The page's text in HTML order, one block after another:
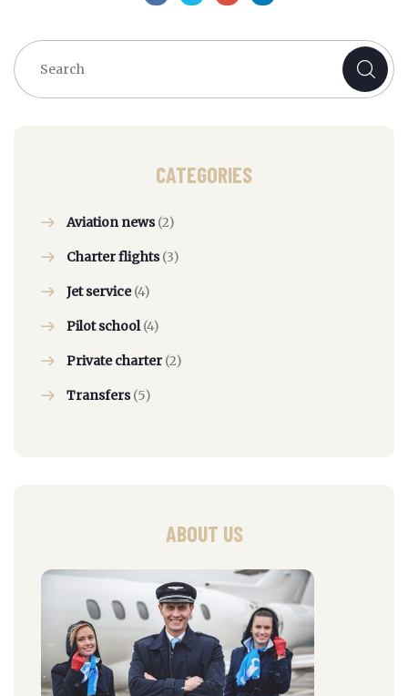
CATEGORIES
Aviation news(2)
Charter flights(3)
Jet service(4)
Pilot school(4)
Private charter (2)
Transfers(5)
ABOUT US